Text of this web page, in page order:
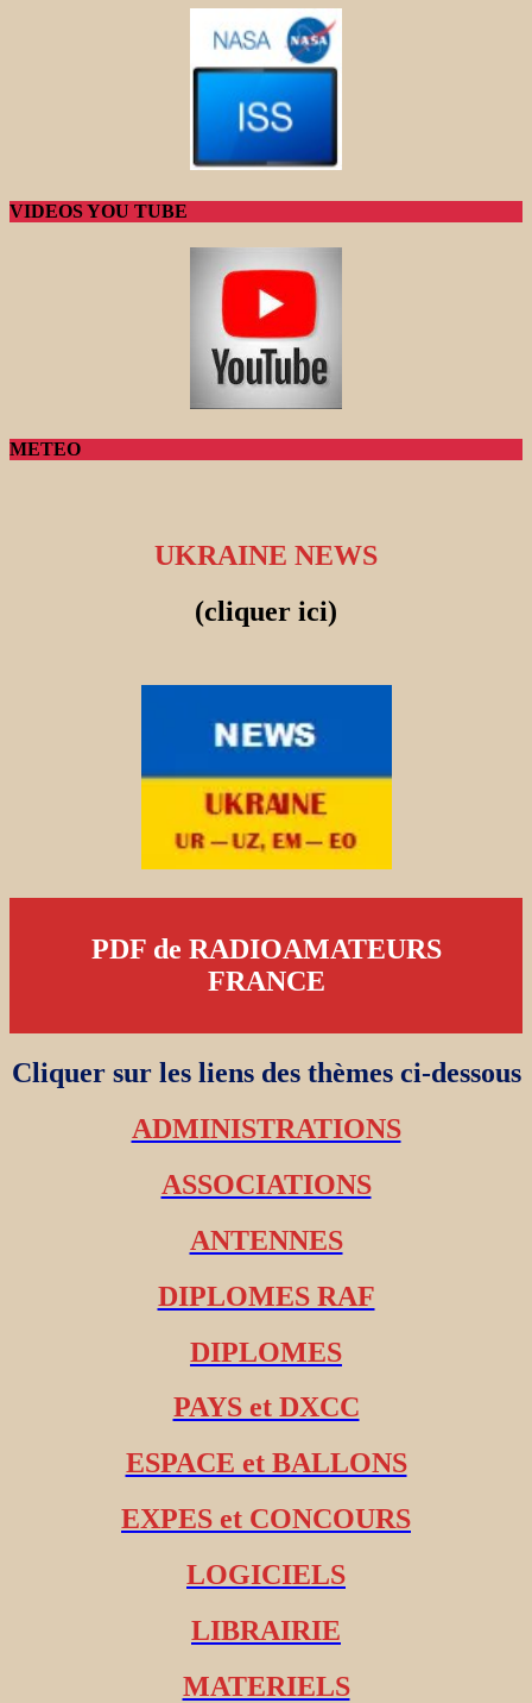
VIDEOS YOU TUBE
METEO
UKRAINE NEWS
(cliquer ici)
PDF de RADIOAMATEURS
FRANCE
Cliquer sur les liens des thèmes ci-dessous
ADMINISTRATIONS
ASSOCIATIONS
ANTENNES
DIPLOMES RAF
DIPLOMES
PAYS et DXCC
ESPACE et BALLONS
EXPES et CONCOURS
LOGICIELS
LIBRAIRIE
MATERIELS